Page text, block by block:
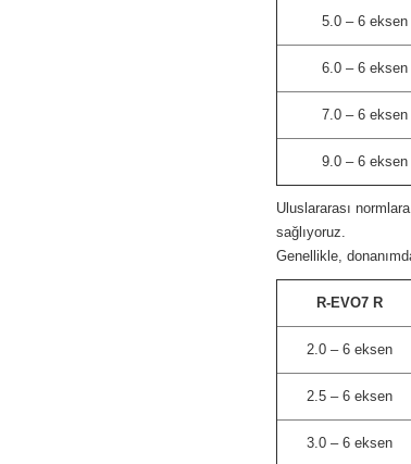
5.0 – 6 eksen
6.0 – 6 eksen
7.0 – 6 eksen
9.0 – 6 eksen
Uluslararası
sağlıyoruz.
Genellikle,
R-EVO7 R
2.0 – 6 eksen
2.5 – 6 eksen
3.0 – 6 eksen